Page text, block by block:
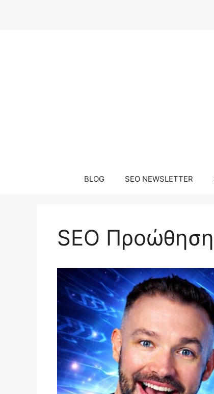
BLOG SEO NEWSLETTER
SEO Προώθηση